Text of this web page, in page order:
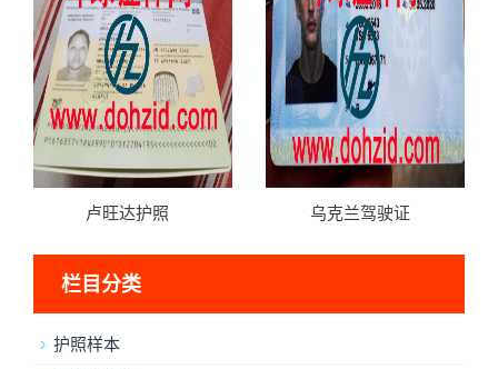
卢旺达护照 乌克兰驾驶证
栏目分类
护照样本